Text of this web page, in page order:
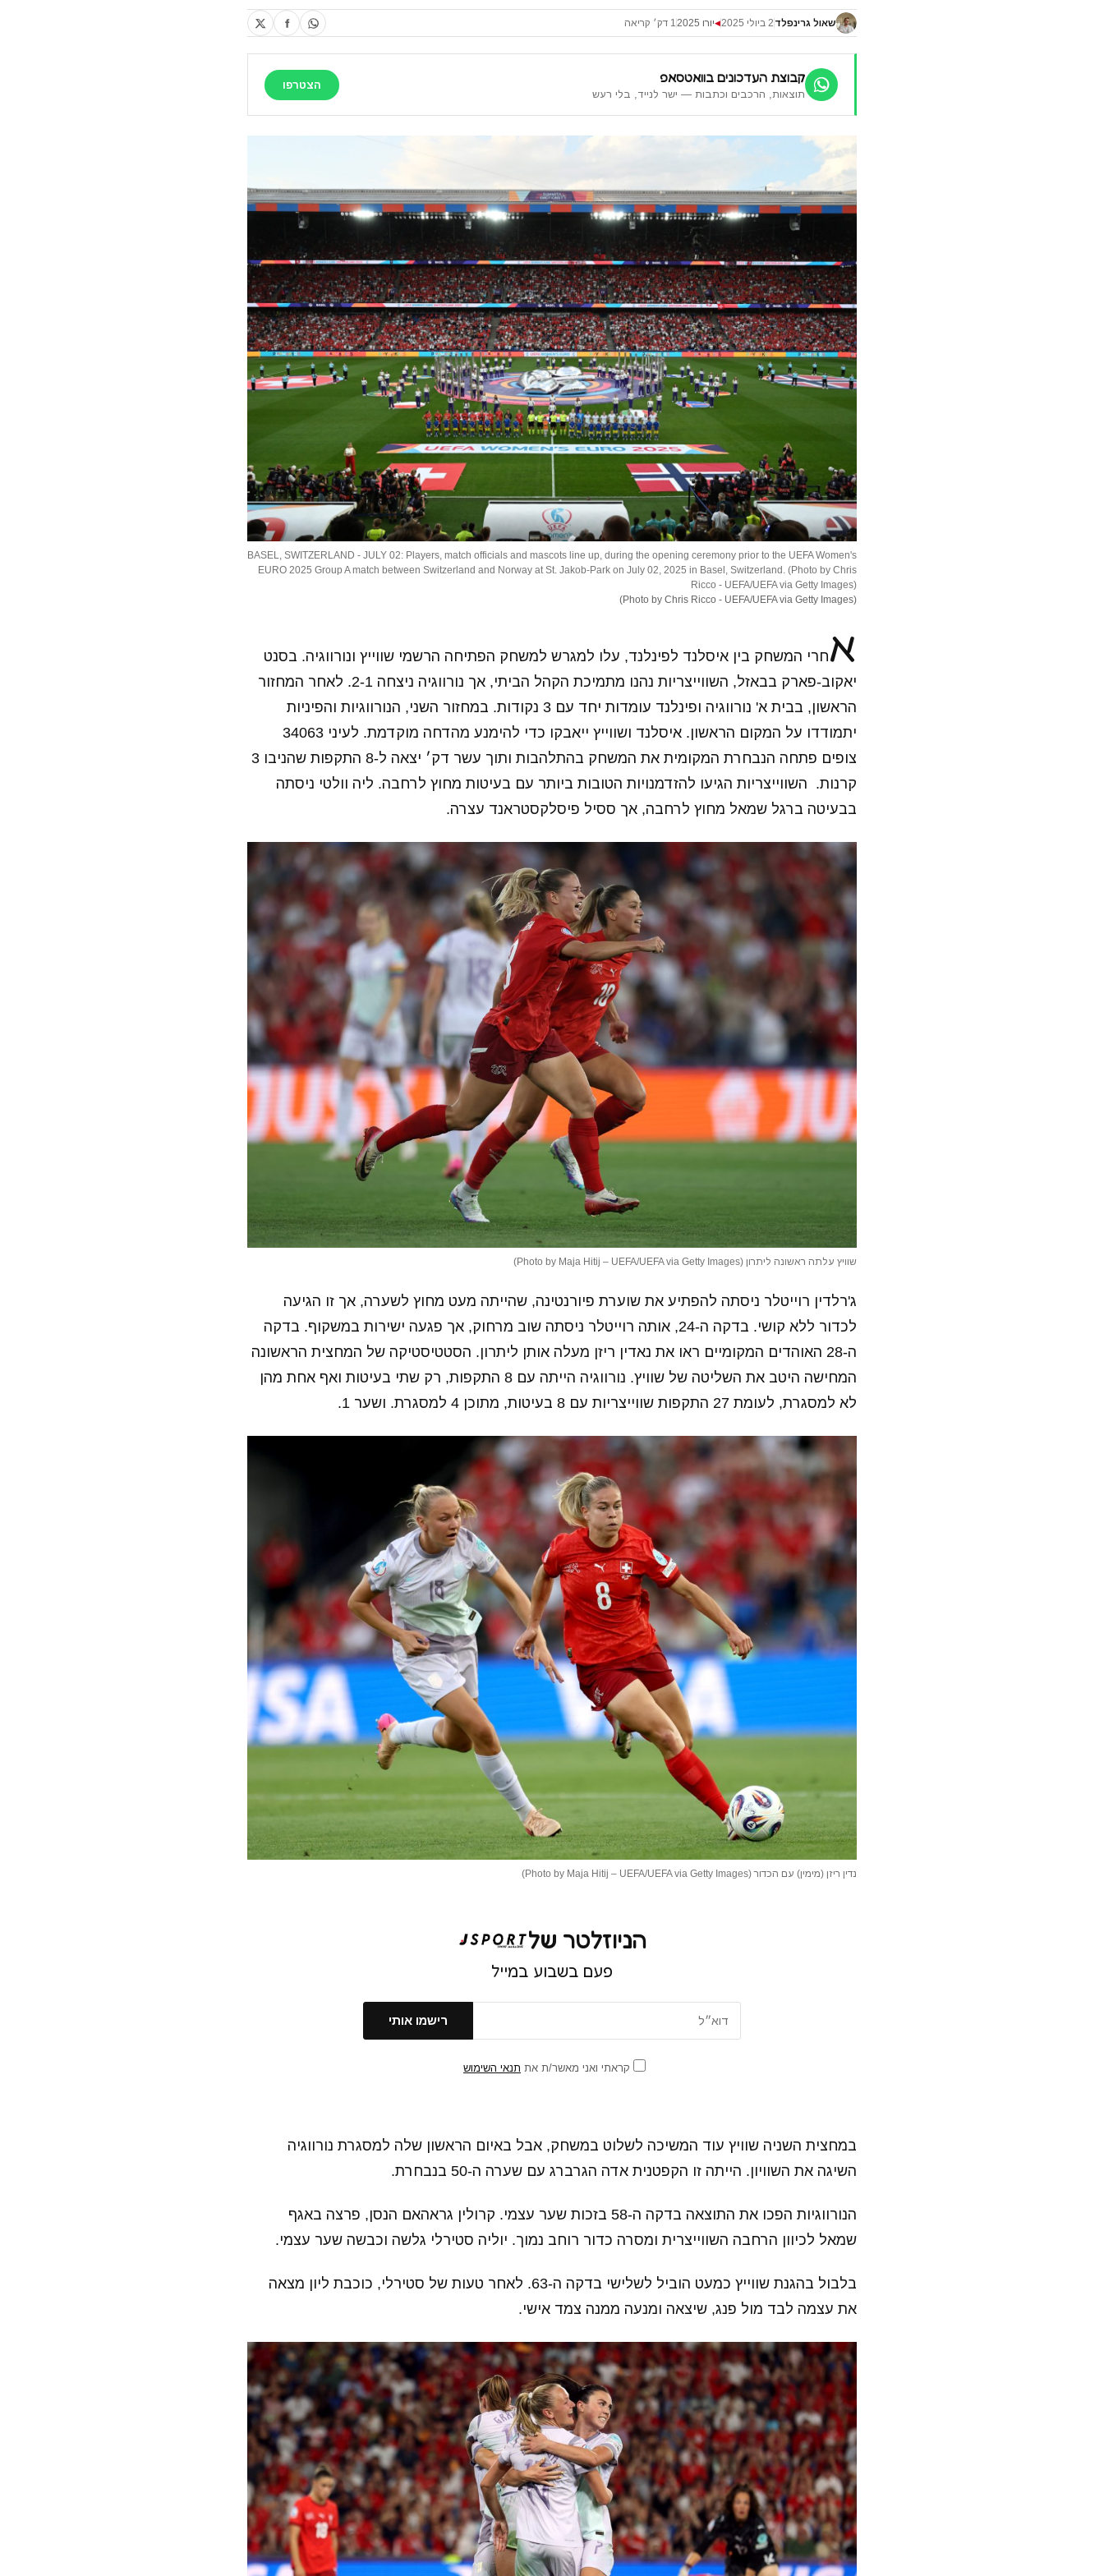
שאול גרינפלד 2 ביולי 2025 ◀יורו 2025 1 דק׳ קריאה
קבוצת העדכונים בוואטסאפ
תוצאות, הרכבים וכתבות — ישר לנייד, בלי רעש
הצטרפו
BASEL, SWITZERLAND - JULY 02: Players, match officials and mascots line up, during the opening ceremony prior to the UEFA Women's
EURO 2025 Group A match between Switzerland and Norway at St. Jakob-Park on July 02, 2025 in Basel, Switzerland. (Photo by Chris
Ricco - UEFA/UEFA via Getty Images)
(Photo by Chris Ricco - UEFA/UEFA via Getty Images)
אחרי המשחק בין איסלנד לפינלנד, עלו למגרש למשחק הפתיחה הרשמי שווייץ ונורווגיה. בסנט
יאקוב-פארק בבאזל, השווייצריות נהנו מתמיכת הקהל הביתי, אך נורווגיה ניצחה 2-1. לאחר המחזור
הראשון, בבית א' נורווגיה ופינלנד עומדות יחד עם 3 נקודות. במחזור השני, הנורווגיות והפיניות
יתמודדו על המקום הראשון. איסלנד ושווייץ ייאבקו כדי להימנע מהדחה מוקדמת. לעיני 34063
צופים פתחה הנבחרת המקומית את המשחק בהתלהבות ותוך עשר דק׳ יצאה ל-8 התקפות שהניבו 3
קרנות. השווייצריות הגיעו להזדמנויות הטובות ביותר עם בעיטות מחוץ לרחבה. ליה וולטי ניסתה
בבעיטה ברגל שמאל מחוץ לרחבה, אך ססיל פיסלקסטראנד עצרה.
שוויץ עלתה ראשונה ליתרון (Photo by Maja Hitij – UEFA/UEFA via Getty Images)
ג'רלדין רוייטלר ניסתה להפתיע את שוערת פיורנטינה, שהייתה מעט מחוץ לשערה, אך זו הגיעה
לכדור ללא קושי. בדקה ה-24, אותה רוייטלר ניסתה שוב מרחוק, אך פגעה ישירות במשקוף. בדקה
ה-28 האוהדים המקומיים ראו את נאדין ריזן מעלה אותן ליתרון.
הסטטיסטיקה של המחצית הראשונה
המחישה היטב את השליטה של שוויץ. נורווגיה הייתה עם 8 התקפות, רק שתי בעיטות ואף אחת מהן
לא למסגרת, לעומת 27 התקפות שווייצריות עם 8 בעיטות, מתוכן 4 למסגרת. ושער 1.
נדין ריזן (מימין) עם הכדור (Photo by Maja Hitij – UEFA/UEFA via Getty Images)
הניוזלטר של
פעם בשבוע במייל
קראתי ואני מאשר/ת את תנאי השימוש
במחצית השניה שוויץ עוד המשיכה לשלוט במשחק, אבל באיום הראשון שלה למסגרת נורווגיה
השיגה את השוויון. הייתה זו הקפטנית אדה הגרברג עם שערה ה-50 בנבחרת.
הנורווגיות הפכו את התוצאה בדקה ה-58 בזכות שער עצמי. קרולין גראהאם הנסן, פרצה באגף
שמאל לכיוון הרחבה השווייצרית ומסרה כדור רוחב נמוך. יוליה סטירלי גלשה וכבשה שער עצמי.
בלבול בהגנת שווייץ כמעט הוביל לשלישי בדקה ה-63. לאחר טעות של סטירלי, כוכבת ליון מצאה
את עצמה לבד מול פנג, שיצאה ומנעה ממנה צמד אישי.